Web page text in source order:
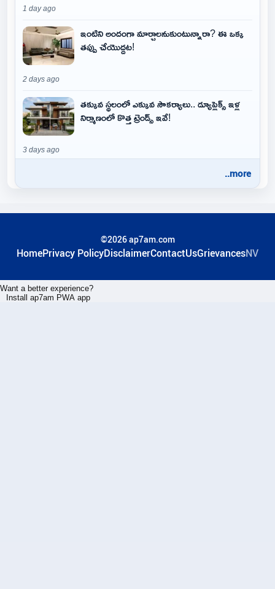
1 day ago
ఇంటిని అందంగా మార్చాలనుకుంటున్నారా? ఈ ఒక్క
తప్పు చేయొద్దట!
2 days ago
తక్కువ స్థలంలో ఎక్కువ సౌకర్యాలు.. డ్యూప్లెక్స్ ఇళ్ల
నిర్మాణంలో కొత్త ట్రెండ్స్ ఇవే!
3 days ago
..more
©2026 ap7am.com
HomePrivacy PolicyDisclaimerContactUsGrievancesNV
Want a better experience?
Install ap7am PWA app